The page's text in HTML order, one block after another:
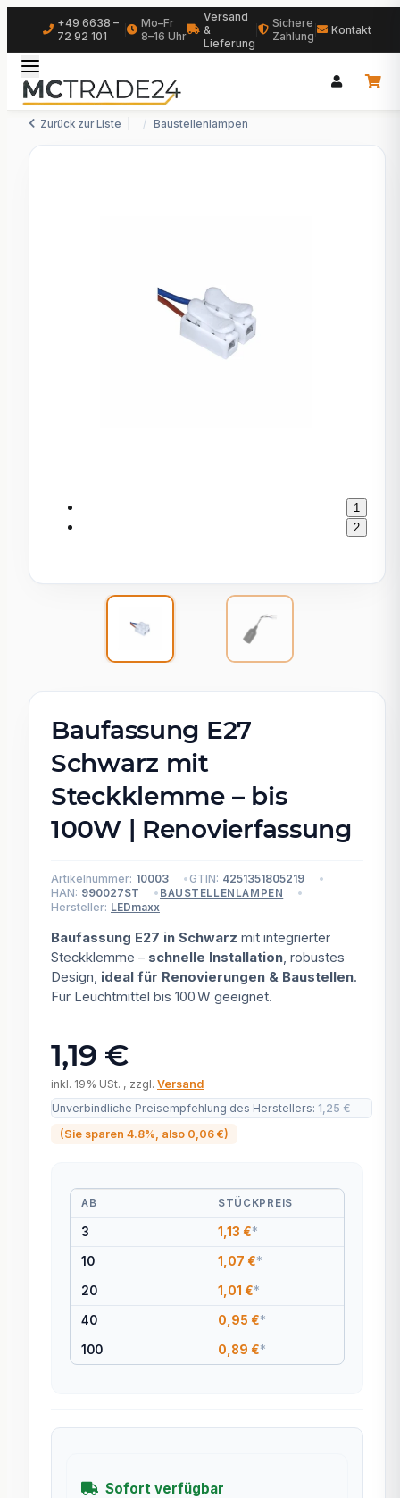
+49 6638 –
72 92 101
Mo–Fr
8–16 Uhr
Versand
&
Lieferung
Sichere
Zahlung
Kontakt
Zurück zur Liste Baustellenlampen
1
2
Baufassung E27
Schwarz mit
Steckklemme – bis
100W | Renovierfassung
Artikelnummer: 10003 GTIN: 4251351805219
HAN: 990027ST BAUSTELLENLAMPEN
Hersteller: LEDmaxx
Baufassung E27 in Schwarz mit integrierter
Steckklemme – schnelle Installation, robustes
Design, ideal für Renovierungen & Baustellen.
Für Leuchtmittel bis 100 W geeignet.
1,19 €
inkl. 19% USt. , zzgl. Versand
Unverbindliche Preisempfehlung des Herstellers: 1,25 €
(Sie sparen 4.8% , also 0,06 €)
AB STÜCKPREIS
3 1,13 €*
10 1,07 €*
20 1,01 €*
40 0,95 €*
100 0,89 €*
Sofort verfügbar